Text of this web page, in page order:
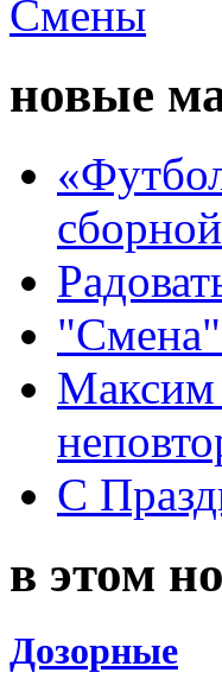
новые
Максим
С
в этом
Дозорные